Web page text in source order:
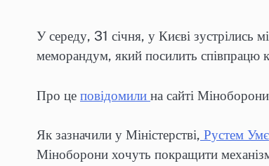
У середу, 31 січня, у Києві
меморандум, який посилить співпрацю
Про це повідомили на сайті
Як зазначили у Міністерстві, Рустем
Міноборони хочуть покращити